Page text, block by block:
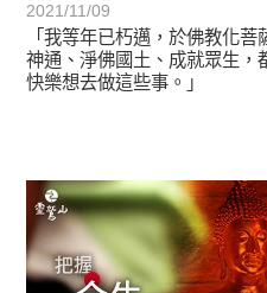
2021/11/09
「我等年已朽邁，於佛教化
神通、淨佛國土、成就眾生，
快樂想去做這些事。」